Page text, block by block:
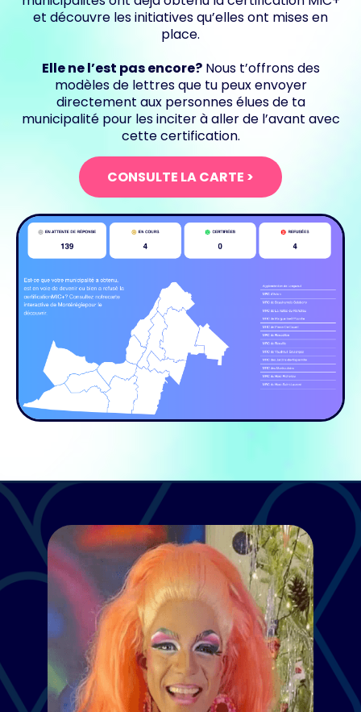
et découvre les initiatives qu’elles ont mises en
place.
Elle ne l’est pas encore?Nous t’offrons des
modèles de lettres que tu peux envoyer
directement aux personnes élues de ta
municipalité pour les inciter à aller de l’avant avec
cette certification.
CONSULTE LA CARTE >